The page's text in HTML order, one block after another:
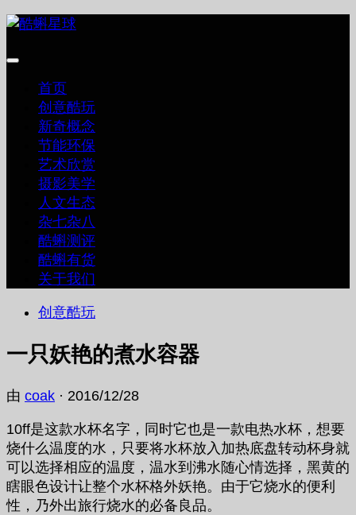
跳
内
首页
创意酷玩
新奇概念
节能环保
艺术欣赏
摄影美学
人文生态
杂七杂八
酷蝌测评
酷蝌有货
关于我们
创意酷玩
一只妖艳的煮水容器
由 coak · 2016/12/28
10ff是这款水杯名字，同时它也是一款电热水杯，想要
烧什么温度的水，只要将水杯放入加热底盘转动杯身就
可以选择相应的温度，温水到沸水随心情选择，黑黄的
瞎眼色设计让整个水杯格外妖艳。由于它烧水的便利
性，乃外出旅行烧水的必备良品。